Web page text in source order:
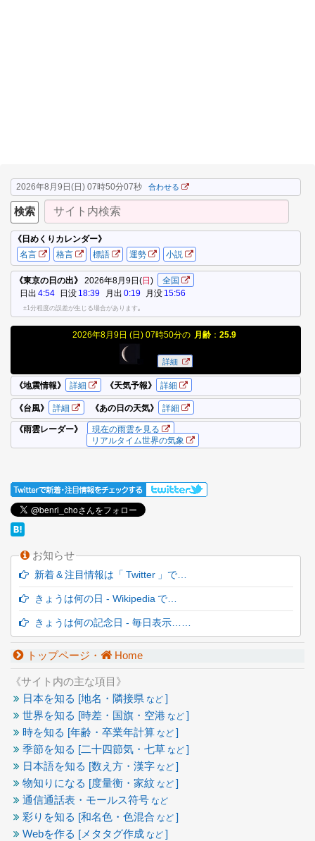
2026年8月9日(日) 07時50分07秒 合わせる
お知らせ
新着 & 注目情報は「 Twitter 」で…
きょうは何の日 - Wikipedia で…
きょうは何の記念日 - 毎日表示……
トップページ・ Home
《サイト内の主な項目》
日本を知る [地名・隣接県 など ]
世界を知る [時差・国旗・空港 など ]
時を知る [年齢・卒業年計算 など ]
季節を知る [二十四節気・七草 など ]
日本語を知る [数え方・漢字 など ]
物知りになる [度量衡・家紋 など ]
通信通話表・モールス符号 など
彩りを知る [和名色・色混合 など ]
Webを作る [メタタグ作成 など ]